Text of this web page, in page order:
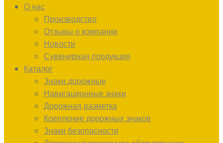
О нас
Производство
Отзывы о компании
Новости
Сувенирная продукция
Каталог
Знаки дорожные
Навигационные знаки
Дорожная разметка
Крепление дорожных знаков
Знаки безопасности